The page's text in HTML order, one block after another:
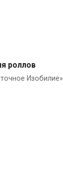
роллов
Изобилие»